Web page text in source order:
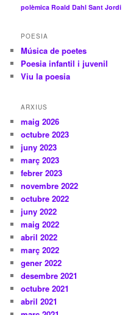
polèmica Roald Dahl Sant Jordi
POESIA
Música de poetes
Poesia infantil i juvenil
Viu la poesia
ARXIUS
maig 2026
octubre 2023
juny 2023
març 2023
febrer 2023
novembre 2022
octubre 2022
juny 2022
maig 2022
abril 2022
març 2022
gener 2022
desembre 2021
octubre 2021
abril 2021